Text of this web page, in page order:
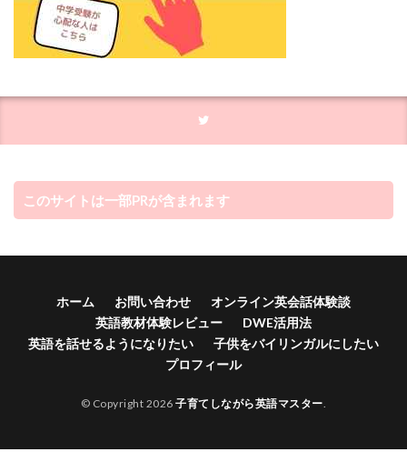
このサイトは一部PRが含まれます
ホーム お問い合わせ
オンライン英会話体験談
英語教材体験レビュー
DWE活用法
英語を話せるようになりたい
子供をバイリンガルにしたい
プロフィール
© Copyright 2026子育てしながら英語マスター.